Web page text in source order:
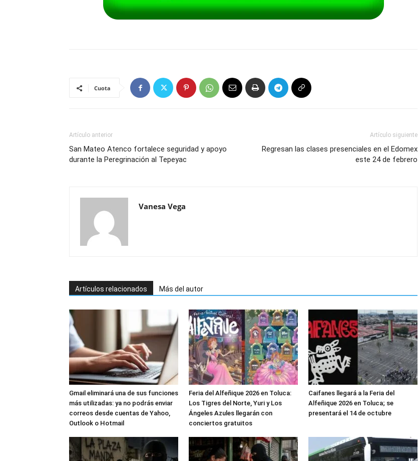
Cuota
Artículo anterior
San Mateo Atenco fortalece seguridad y apoyo
durante la Peregrinación al Tepeyac
Artículo siguiente
Regresan las clases presenciales en el Edomex
este 24 de febrero
Vanesa Vega
Artículos relacionados Más del autor
Gmail eliminará una de sus funciones
más utilizadas: ya no podrás enviar
correos desde cuentas de Yahoo,
Outlook o Hotmail
Feria del Alfeñique 2026 en Toluca:
Los Tigres del Norte, Yuri y Los
Ángeles Azules llegarán con
conciertos gratuitos
Caifanes llegará a la Feria del
Alfeñique 2026 en Toluca; se
presentará el 14 de octubre